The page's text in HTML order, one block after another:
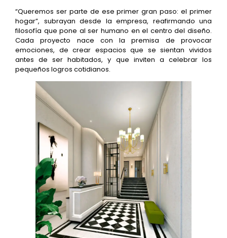
“Queremos ser parte de ese primer gran paso: el primer
hogar”, subrayan desde la empresa, reafirmando una
filosofía que pone al ser humano en el centro del diseño.
Cada proyecto nace con la premisa de provocar
emociones, de crear espacios que se sientan vividos
antes de ser habitados, y que inviten a celebrar los
pequeños logros cotidianos.